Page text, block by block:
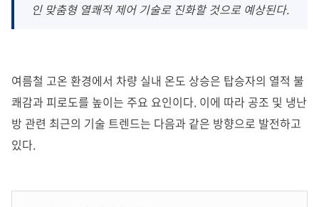
인 맞춤형 열쾌적 제어 기술로 진화할 것으로 예상된다.
여름철 고온 환경에서 차량 실내 온도 상승은 탑승자의 열적 불
쾌감과 피로도를 높이는 주요 요인이다. 이에 따라 공조 및 냉난
방 관련 최근의 기술 트렌드는 다음과 같은 방향으로 발전하고
있다.